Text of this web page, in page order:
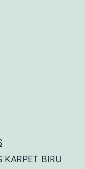
KARPET BIRU